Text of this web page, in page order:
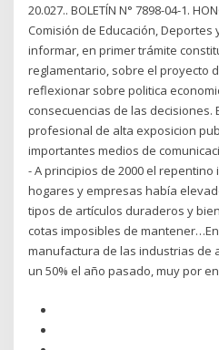
20.027.. BOLETÍN N° 7898-04-1.
Comisión de Educación, Deportes
informar, en primer trámite
reglamentario, sobre el proyecto
reflexionar sobre politica
consecuencias de las decisiones.
profesional de alta exposicion
importantes medios de
- A principios de 2000 el
hogares y empresas había
tipos de artículos duraderos y
cotas imposibles de
manufactura de las industrias de
un 50% el año pasado, muy por